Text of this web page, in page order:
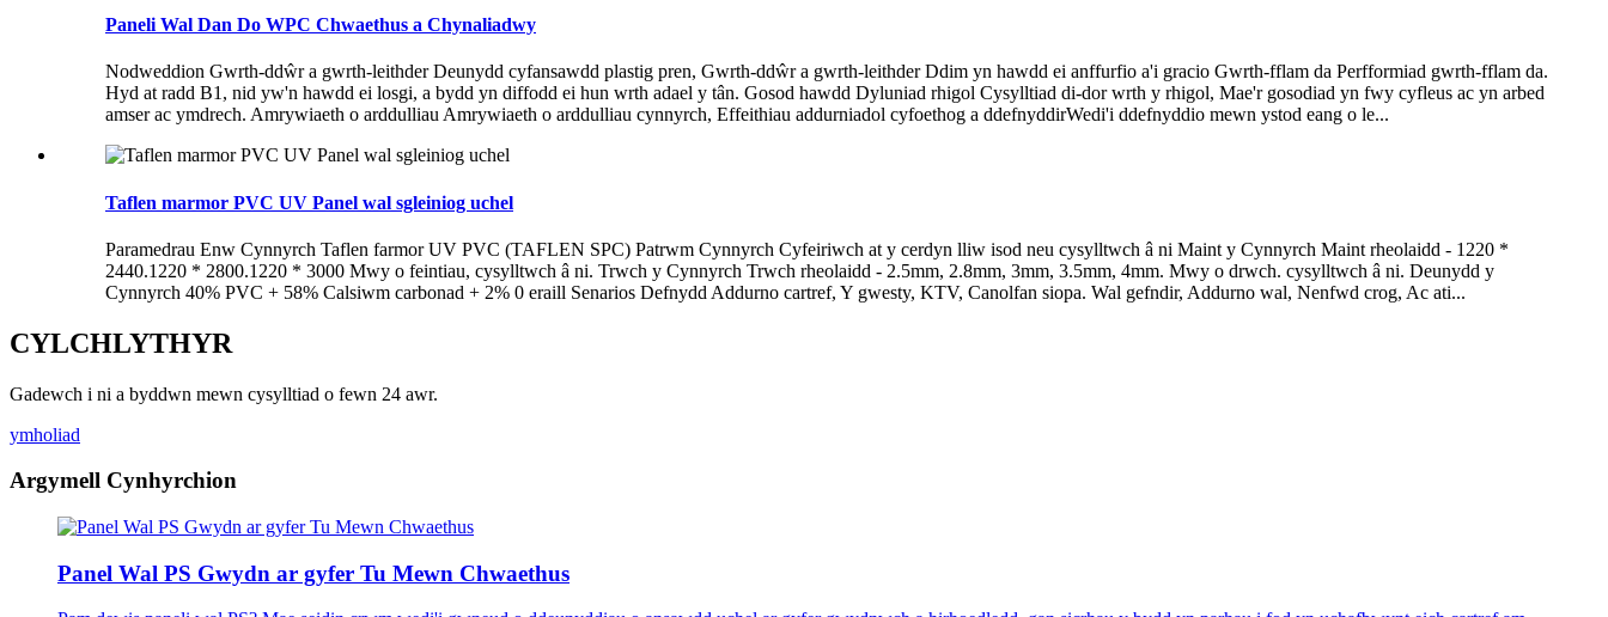
Paneli Wal Dan Do WPC Chwaethus a Chynaliadwy
Nodweddion Gwrth-ddŵr a gwrth-leithder Deunydd cyfansawdd plastig pren, Gwrth-ddŵr a gwrth-leithder Ddim yn hawdd ei anffurfio a'i gracio Gwrth-fflam da Perfformiad gwrth-fflam da.
Hyd at radd B1, nid yw'n hawdd ei losgi, a bydd yn diffodd ei hun wrth adael y tân. Gosod hawdd Dyluniad rhigol Cysylltiad di-dor wrth y rhigol, Mae'r gosodiad yn fwy cyfleus ac yn arbed
amser ac ymdrech. Amrywiaeth o arddulliau Amrywiaeth o arddulliau cynnyrch, Effeithiau addurniadol cyfoethog a ddefnyddirWedi'i ddefnyddio mewn ystod eang o le...
Taflen marmor PVC UV Panel wal sgleiniog uchel
Paramedrau Enw Cynnyrch Taflen farmor UV PVC (TAFLEN SPC) Patrwm Cynnyrch Cyfeiriwch at y cerdyn lliw isod neu cysylltwch â ni Maint y Cynnyrch Maint rheolaidd - 1220 *
2440.1220 * 2800.1220 * 3000 Mwy o feintiau, cysylltwch â ni. Trwch y Cynnyrch Trwch rheolaidd - 2.5mm, 2.8mm, 3mm, 3.5mm, 4mm. Mwy o drwch. cysylltwch â ni. Deunydd y
Cynnyrch 40% PVC + 58% Calsiwm carbonad + 2% 0 eraill Senarios Defnydd Addurno cartref, Y gwesty, KTV, Canolfan siopa. Wal gefndir, Addurno wal, Nenfwd crog, Ac ati...
CYLCHLYTHYR
Gadewch i ni a byddwn mewn cysylltiad o fewn 24 awr.
ymholiad
Argymell Cynhyrchion
Panel Wal PS Gwydn ar gyfer Tu Mewn Chwaethus